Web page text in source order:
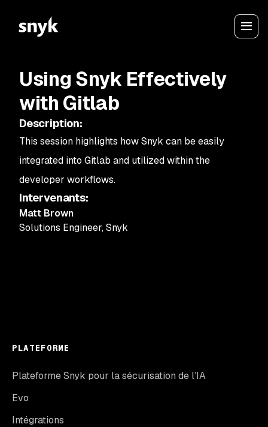
Using Snyk Effectively
with Gitlab
Description:
This session highlights how Snyk can be easily
integrated into Gitlab and utilized within the
developer workflows.
Intervenants:
Matt Brown
Solutions Engineer,Snyk
PLATEFORME
Plateforme Snyk pour la sécurisation de l’IA
Evo
Intégrations